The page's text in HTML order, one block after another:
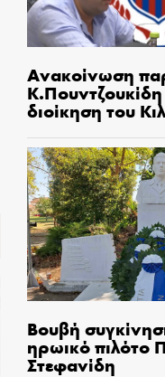
Ανακοίνωση
διοίκηση του
Βουβή
ηρωικό πιλότο
Στεφανίδη